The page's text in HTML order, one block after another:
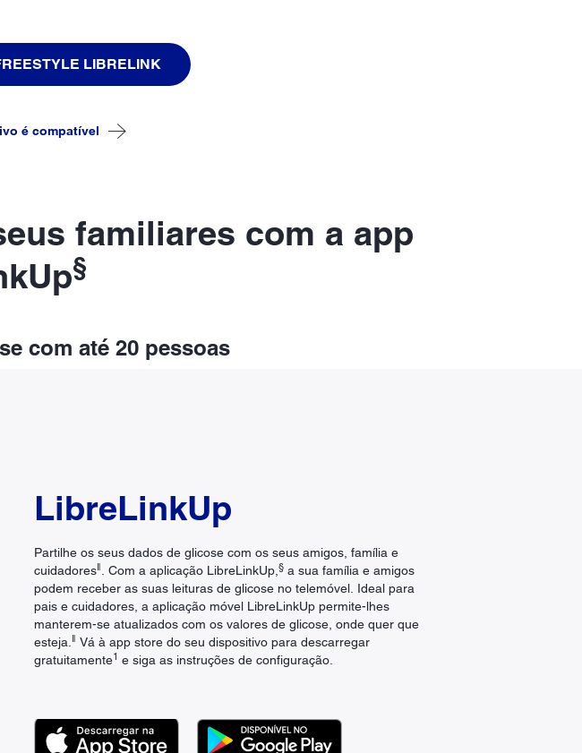
LIBRELINK
é compatível
familiares com a app
§
com até 20 pessoas
LibreLinkUp
Partilhe os seus dados de glicose com os seus amigos, família e
cuidadoresǁ . Com a aplicação LibreLinkUp, § a sua família e amigos
podem receber as suas leituras de glicose no telemóvel. Ideal para
pais e cuidadores, a aplicação móvel LibreLinkUp permite-lhes
manterem-se atualizados com os valores de glicose, onde quer que
esteja. ǁ Vá à app store do seu dispositivo para descarregar
gratuitamente1 e siga as instruções de configuração.